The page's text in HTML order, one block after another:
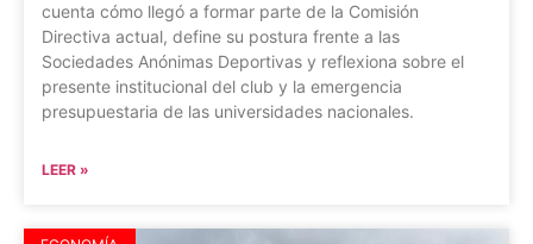
cuenta cómo llegó a formar parte de la Comisión
Directiva actual, define su postura frente a las
Sociedades Anónimas Deportivas y reflexiona sobre el
presente institucional del club y la emergencia
presupuestaria de las universidades nacionales.
LEER »